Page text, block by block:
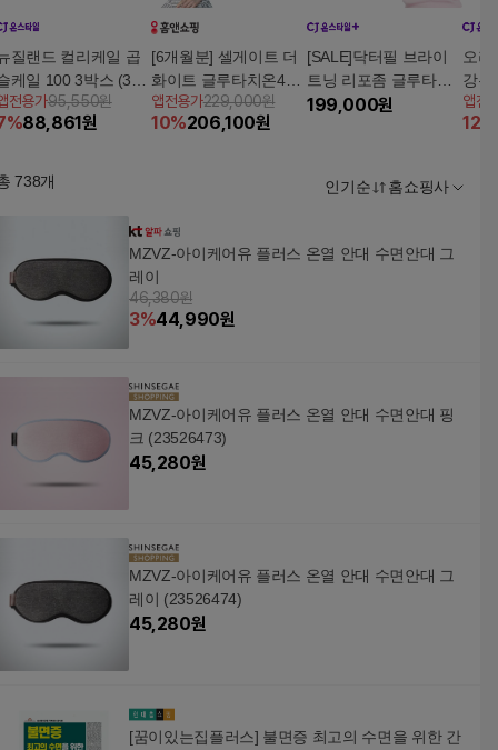
질랜드 컬리케일 곱
케일 100 3박스 (3개
분)
전용가95,550원
%88,861원
[6개월분] 셀게이트 더
화이트 글루타치온40
(2gX30포X6박스)
앱전용가229,000원
10%206,100원
[SALE]닥터필 브라이
트닝 리포좀 글루타치
온 180 6개월분
199,000원
오라
강유
개월
앱전
12
738개 인기순 홈쇼핑사
MZVZ-아이케어유 플러스 온열 안대 수면안대 그
레이
46,380원
3%44,990원
MZVZ-아이케어유 플러스 온열 안대 수면안대 핑
크 (23526473)
45,280원
MZVZ-아이케어유 플러스 온열 안대 수면안대 그
레이 (23526474)
45,280원
[꿈이있는집플러스] 불면증 최고의 수면을 위한 간